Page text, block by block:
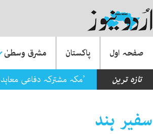
صفحہ اول پاکستان مشرق وسطیٰ
تازہ ترین
’مکہ مشترکہ دفاعی
سفیر ہند